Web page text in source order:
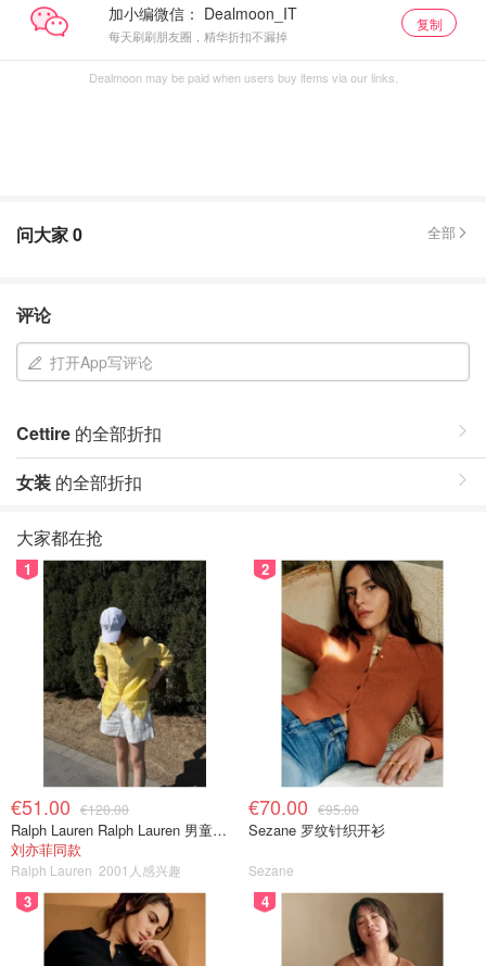
加小编微信：
每天刷刷朋友圈，精华折扣不漏掉
复制
Dealmoon may be paid when users buy items via our links.
问大家0 全部
评论
打开App写评论
Cettire 的全部折扣
女装 的全部折扣
大家都在抢
1
€51.00 €120.00
Ralph Lauren Ralph Lauren 男童亚麻衬衫
刘亦菲同款
Ralph Lauren 2001人感兴趣
2
€70.00 €95.00
Sezane 罗纹针织开衫
Sezane
3 4